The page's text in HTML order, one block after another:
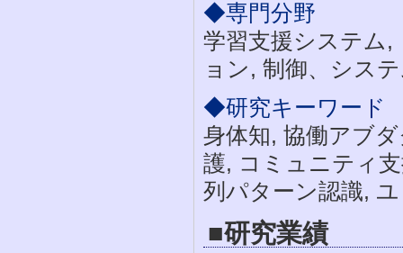
◆専門分野
学習支援システム
ョン, 制御、シス
◆研究キーワード
身体知, 協働アブ
護, コミュニティ
列パターン認識,
■研究業績